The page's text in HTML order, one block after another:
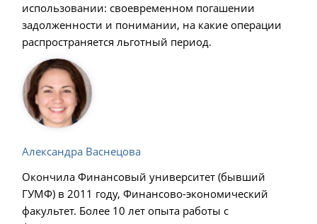
использовании: своевременном погашении
задолженности и понимании, на какие операции
распространяется льготный период.
Александра Васнецова
Окончила Финансовый университет (бывший
ГУМФ) в 2011 году, Финансово-экономический
факультет. Более 10 лет опыта работы с